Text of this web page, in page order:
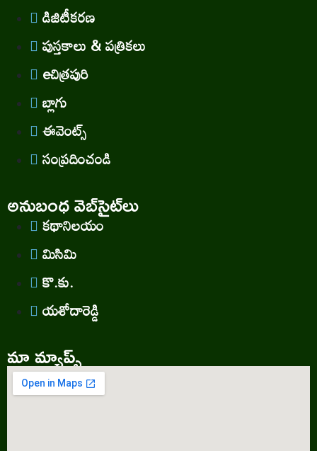
డిజిటీకరణ
పుస్తకాలు & పత్రికలు
eచిత్రపురి
బ్లాగు
ఈవెంట్స్
సంప్రదించండి
అనుబంధ వెబ్‌సైట్‌లు
కథానిలయం
మిసిమి
కొ.కు.
యశోదారెడ్డి
మా మ్యాప్స్